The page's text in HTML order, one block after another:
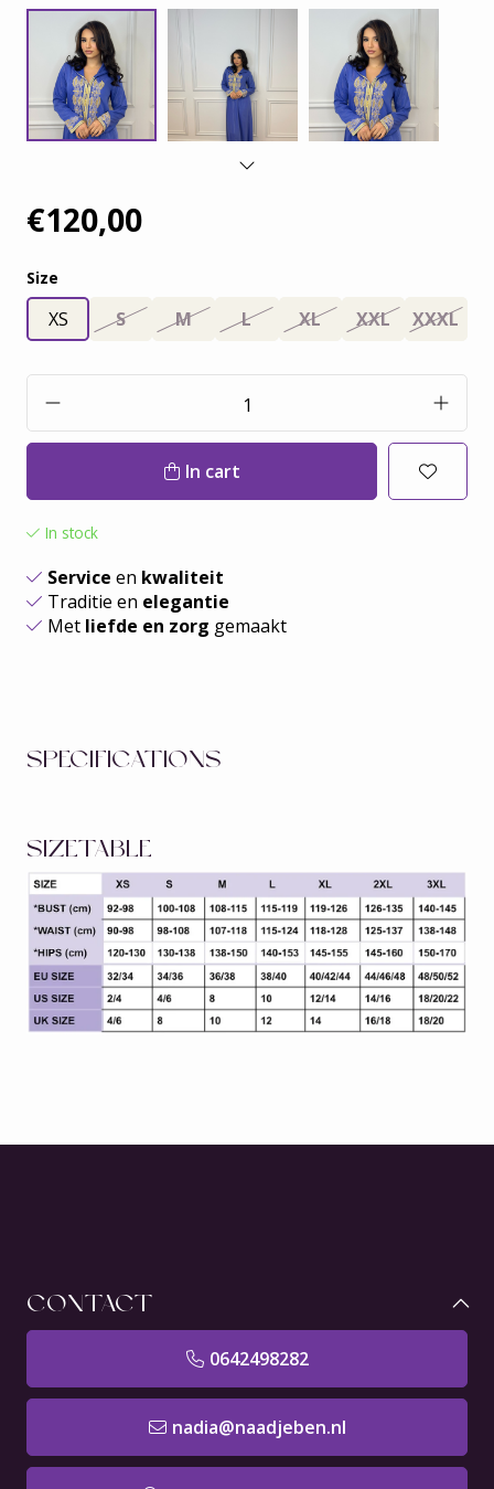
€120,00
Size
XS S M L XL XXL XXXL
In cart
In stock
Service en kwaliteit
Traditie en elegantie
Met liefde en zorg gemaakt
SPECIFICATIONS
SIZETABLE
CONTACT
0642498282
nadia@naadjeben.nl